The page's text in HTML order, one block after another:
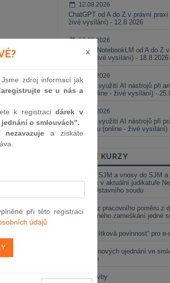
12.08.2026
ChatGPT od A do Z v právní praxi
živé vysílání) - 12.8.2026
18.08.2026
Gemini a NotebookLM od A do Z
(online - živé vysílání) - 18.8.2026
25.08.2026
Praktické využití AI nástrojů při
smluv (online - živé vysílání) -
01.09.2026
Praktické využití AI nástrojů při
judikaturou (online - živé vysílání)
ONLINE KURZY
Vnosy ze SJM a vnosy do SJM a
valorizace v aktuální judikatuře
soudu a Ústavního soudu
Výpověď z pracovního poměru z
neomluveného zameškání jedné
Nová „tlačítková povinnost“ pro
Změna cenových ujednání ve
energetice
Černé stavby
x
zdroj informací jak
se u nás a
k registracidárek v
o smlouvách".
a získáte
při této registraci
údajů